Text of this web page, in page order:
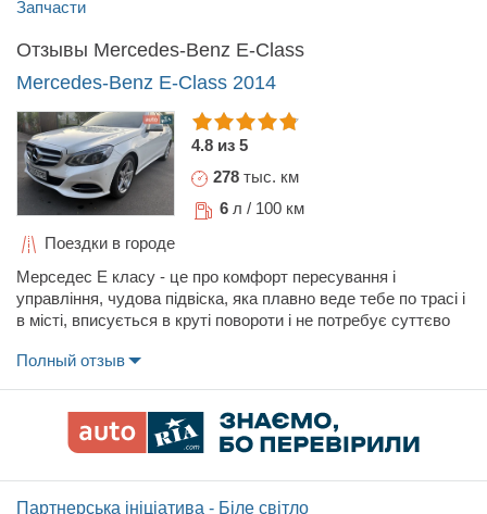
Запчасти
Отзывы Mercedes-Benz E-Class
Mercedes-Benz E-Class 2014
4.8 из 5
278 тыс. км
6 л / 100 км
Поездки в городе
Мерседес Е класу - це про комфорт пересування і
управління, чудова підвіска, яка плавно веде тебе по трасі і
в місті, вписується в круті повороти і не потребує суттєво
двигун, в залежності від швидкості по трасі витрата від 5,0 -
6,0 літрів ДП. З часом після 200 - 220 тис. пробігу виходять з
втулки та патрубки, металеві деталі дуже надійні. Зручна
АКПП, яка розташована під кермом.
Полный отзыв
Партнерська ініціатива - Біле світло